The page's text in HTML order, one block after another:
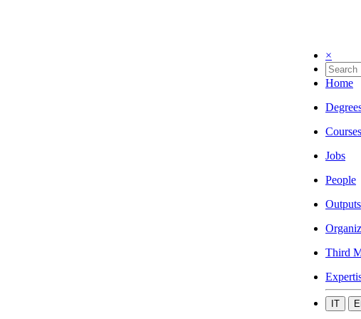
×
Home
Courses
Jobs
People
Outputs
Third
IT